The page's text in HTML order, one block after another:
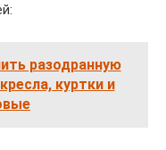
разодранную
куртки и